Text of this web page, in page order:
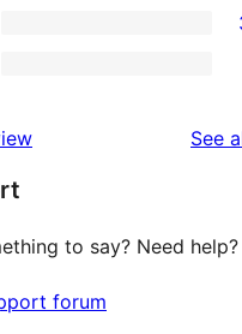
See
to say? Need help?
forum